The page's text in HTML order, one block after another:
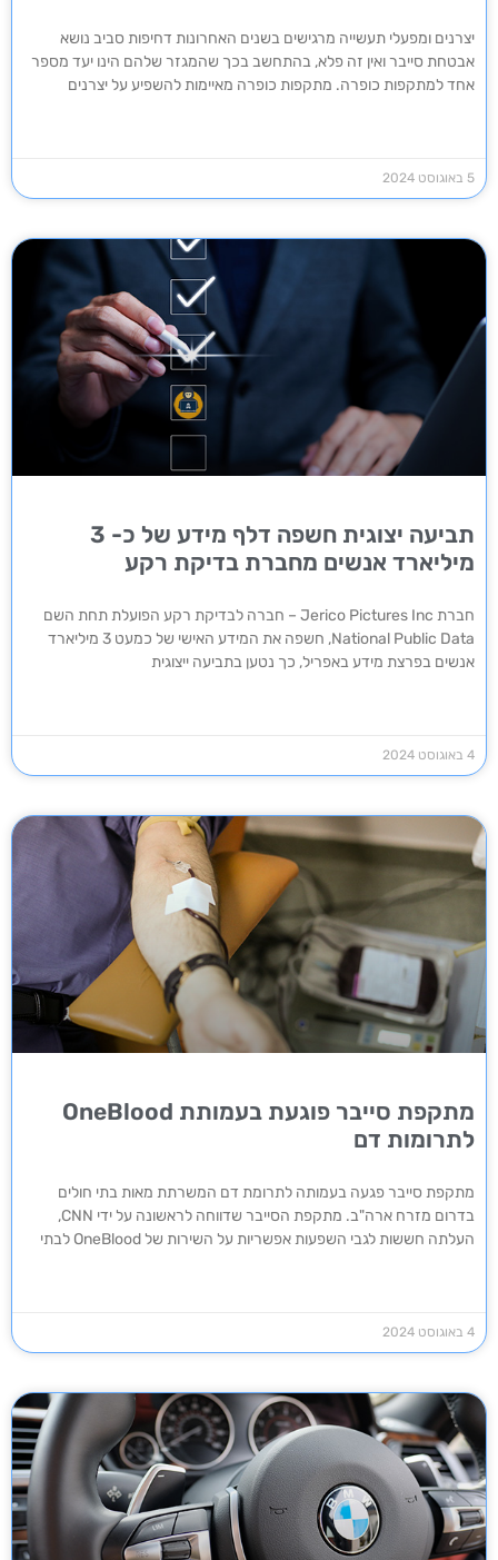
יצרנים ומפעלי תעשייה מרגישים בשנים האחרונות דחיפות סביב נושא
אבטחת סייבר ואין זה פלא, בהתחשב בכך שהמגזר שלהם הינו יעד מספר
אחד למתקפות כופרה. מתקפות כופרה מאיימות להשפיע על יצרנים
5 באוגוסט 2024
תביעה יצוגית חשפה דלף מידע של כ- 3
מיליארד אנשים מחברת בדיקת רקע
חברת Jerico Pictures Inc – חברה לבדיקת רקע הפועלת תחת השם
National Public Data, חשפה את המידע האישי של כמעט 3 מיליארד
אנשים בפרצת מידע באפריל, כך נטען בתביעה ייצוגית
4 באוגוסט 2024
מתקפת סייבר פוגעת בעמותת OneBlood
לתרומות דם
מתקפת סייבר פגעה בעמותה לתרומת דם המשרתת מאות בתי חולים
בדרום מזרח ארה"ב. מתקפת הסייבר שדווחה לראשונה על ידי CNN,
העלתה חששות לגבי השפעות אפשריות על השירות של OneBlood לבתי
4 באוגוסט 2024